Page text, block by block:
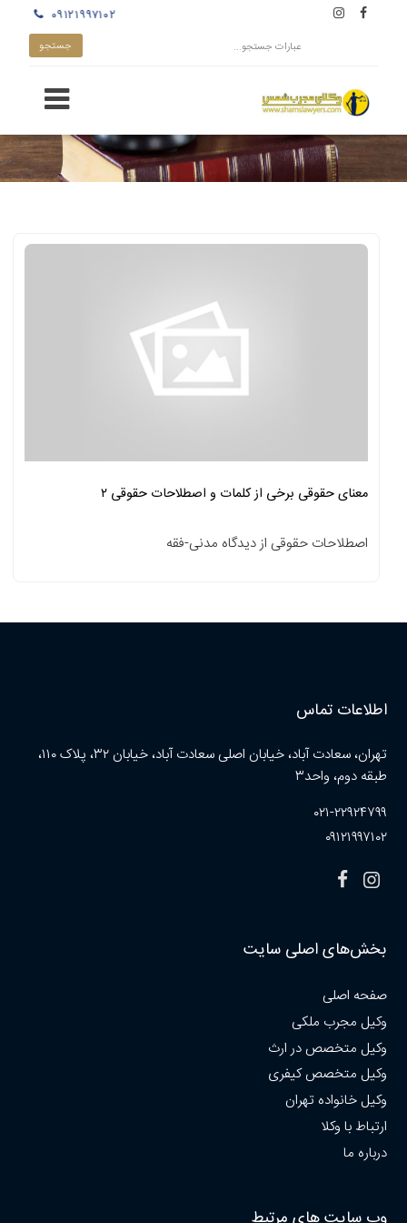
۰۹۱۲۱۹۹۷۱۰۲
معنای حقوقی برخی از کلمات و اصطلاحات حقوقی ۲
اصطلاحات حقوقی از دیدگاه مدنی-فقه
اطلاعات تماس
تهران، سعادت آباد، خیابان اصلی سعادت آباد، خیابان ۳۲، پلاک ۱۱۰،
طبقه دوم، واحد۳
۰۲۱-۲۲۹۲۴۷۹۹
۰۹۱۲۱۹۹۷۱۰۲
بخش‌های اصلی سایت
صفحه اصلی
وکیل مجرب ملکی
وکیل متخصص در ارث
وکیل متخصص کیفری
وکیل خانواده تهران
ارتباط با وکلا
درباره ما